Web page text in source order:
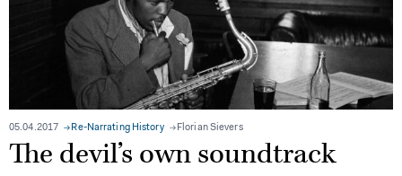
05.04.2017 Re-Narrating History Florian Sievers
The devil’s own soundtrack